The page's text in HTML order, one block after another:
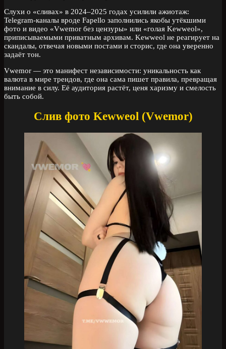
Слухи о «сливах» в 2024–2025 годах усилили ажиотаж:
Telegram-каналы вроде Fapello заполнились якобы утёкшими
фото и видео «Vwemor без цензуры» или «голая Kewweol»,
приписываемыми приватным архивам. Kewweol не реагирует на
скандалы, отвечая новыми постами и сторис, где она уверенно
задаёт тон.
Vwemor — это манифест независимости: уникальность как
валюта в мире трендов, где она сама пишет правила, превращая
внимание в силу. Её аудитория растёт, ценя харизму и смелость
быть собой.
Слив фото Kewweol (Vwemor)